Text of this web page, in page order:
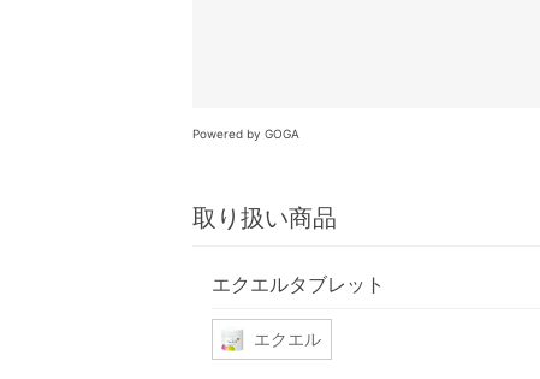
Powered by GOGA
取り扱い商品
エクエルタブレット
エクエル